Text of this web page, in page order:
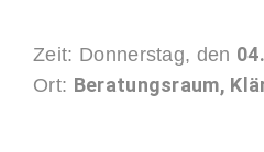
Zeit: Donnerstag, den
Ort: Beratungsraum,